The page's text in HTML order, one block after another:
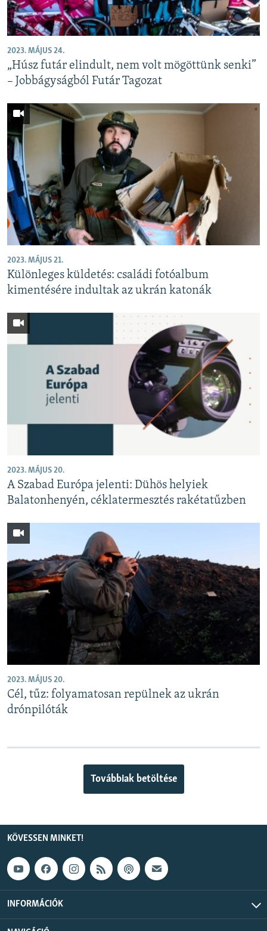
2023. MÁJUS 24.
„Húsz futár elindult, nem volt mögöttünk senki”
– Jobbágyságból Futár Tagozat
2023. MÁJUS 21.
Különleges küldetés: családi fotóalbum
kimentésére indultak az ukrán katonák
2023. MÁJUS 20.
A Szabad Európa jelenti: Dühös helyiek
Balatonhenyén, céklatermesztés rakétatűzben
2023. MÁJUS 20.
Cél, tűz: folyamatosan repülnek az ukrán
drónpilóták
Továbbiak betöltése
KÖVESSEN MINKET!
INFORMÁCIÓK